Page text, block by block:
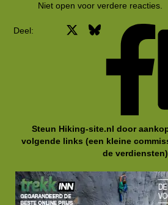
Niet open voor verdere reacties.
Deel: Bluesky
Steun Hiking-site.nl door
volgende links (een kleine
de